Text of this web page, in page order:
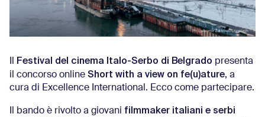
Festival del cinema Italo-Serbo di Belgrado presenta
il concorso online Short with a view on fe(u)ature, a
cura di Excellence International. Ecco come partecipare.
Il bando è rivolto a giovani filmmaker italiani e serbi